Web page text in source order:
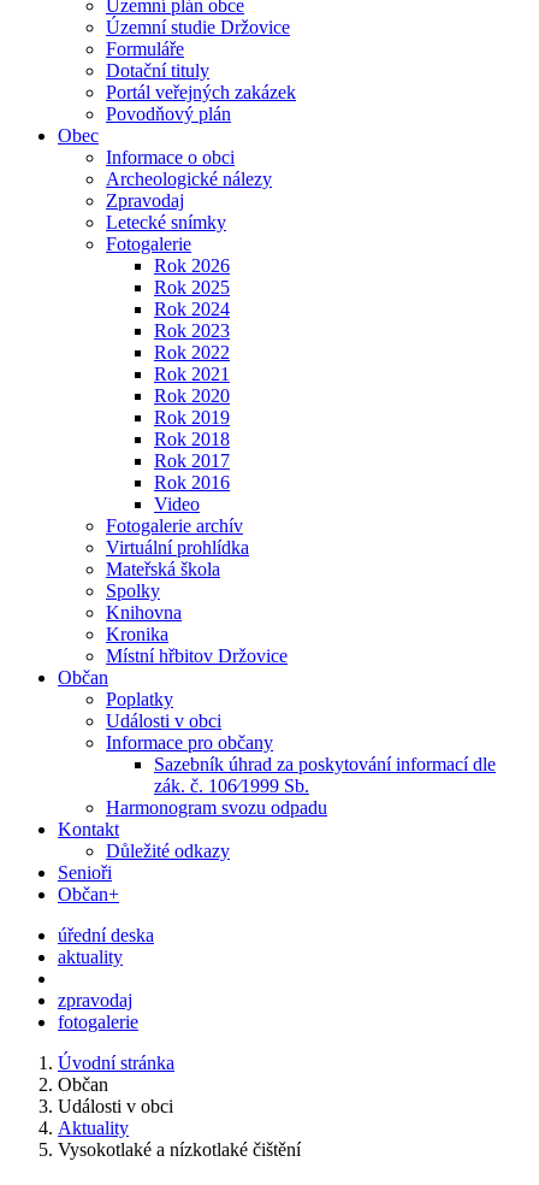
Územní plán obce
Územní studie Držovice
Formuláře
Dotační tituly
Portál veřejných zakázek
Povodňový plán
Obec
Informace o obci
Archeologické nálezy
Zpravodaj
Letecké snímky
Fotogalerie
Rok 2026
Rok 2025
Rok 2024
Rok 2023
Rok 2022
Rok 2021
Rok 2020
Rok 2019
Rok 2018
Rok 2017
Rok 2016
Video
Fotogalerie archív
Virtuální prohlídka
Mateřská škola
Spolky
Knihovna
Kronika
Místní hřbitov Držovice
Občan
Poplatky
Události v obci
Informace pro občany
Sazebník úhrad za poskytování informací dle
zák. č. 106⁄1999 Sb.
Harmonogram svozu odpadu
Kontakt
Důležité odkazy
Senioři
Občan+
úřední deska
aktuality
zpravodaj
fotogalerie
Úvodní stránka
Občan
Události v obci
Aktuality
Vysokotlaké a nízkotlaké čištění